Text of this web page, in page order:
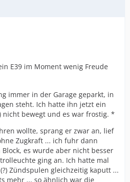
E39 im Moment wenig Freude
immer in der Garage geparkt, in
steht. Ich hatte ihn jetzt ein
nicht bewegt und es war frostig. *
wollte, sprang er zwar an, lief
Zugkraft ... ich fuhr dann
es wurde aber nicht besser
ging an. Ich hatte mal
Zündspulen gleichzeitig kaputt ...
mehr ... so ähnlich war die